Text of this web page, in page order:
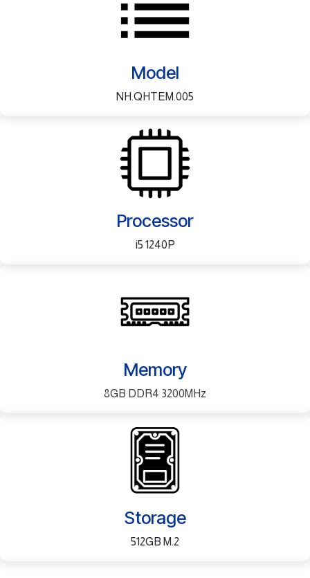
Model
NH.QHTEM.005
Processor
i5 1240P
Memory
8GB DDR4 3200MHz
Storage
512GB M.2